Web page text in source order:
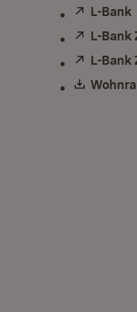
Extern:
L-Bank
Extern:
L-Bank
Extern:
L-Bank